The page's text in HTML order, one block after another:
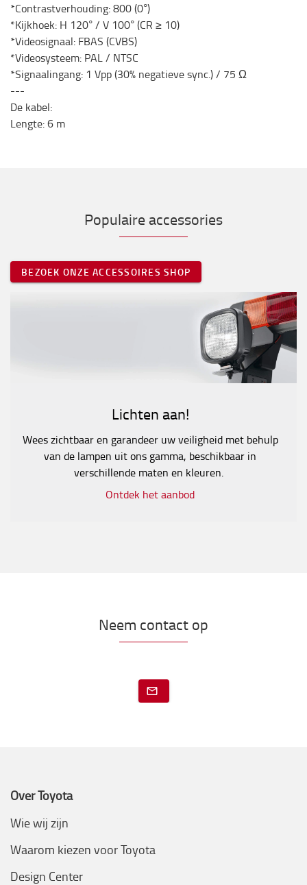
*Contrastverhouding: 800 (0°)
*Kijkhoek: H 120° / V 100° (CR ≥ 10)
*Videosignaal: FBAS (CVBS)
*Videosysteem: PAL / NTSC
*Signaalingang: 1 Vpp (30% negatieve sync.) / 75 Ω
---
De kabel:
Lengte: 6 m
Populaire accessories
BEZOEK ONZE ACCESSOIRES SHOP
Lichten aan!
Wees zichtbaar en garandeer uw veiligheid met behulp
van de lampen uit ons gamma, beschikbaar in
verschillende maten en kleuren.
Ontdek het aanbod
Neem contact op
Over Toyota
Wie wij zijn
Waarom kiezen voor Toyota
Design Center